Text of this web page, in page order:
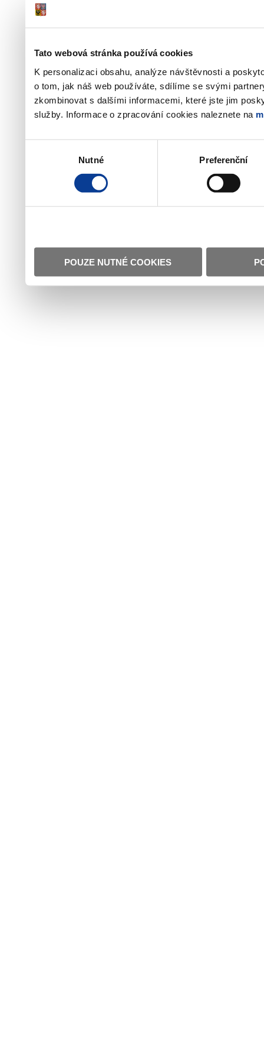
Tato webová stránka používá cookies
K personalizaci obsahu, analýze návštěvnosti a
o tom, jak náš web používáte, sdílíme se svými
zkombinovat s dalšími informacemi, které jste jim
služby. Informace o zpracování cookies naleznete na
Nutné Preferenční
POUZE NUTNÉ COOKIES